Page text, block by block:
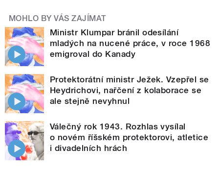
MOHLO BY VÁS ZAJÍMAT
Ministr Klumpar bránil odesílání
mladých na nucené práce, v roce 1968
emigroval do Kanady
Protektorátní ministr Ježek. Vzepřel se
Heydrichovi, nařčení z kolaborace se
ale stejně nevyhnul
Válečný rok 1943. Rozhlas vysílal
o novém říšském protektorovi, atletice
i divadelních hrách